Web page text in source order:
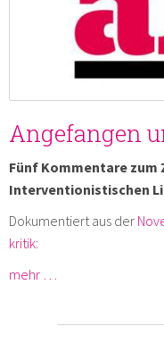
Angefangen
Fünf Kommentare zum
Interventionistischen
Dokumentiert aus der
kritik:
mehr …